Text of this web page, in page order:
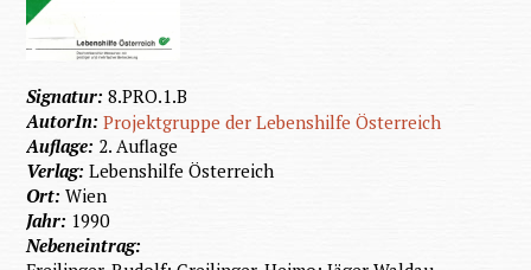
Signatur:8.PRO.1.B
AutorIn:Projektgruppe der Lebenshilfe Österreich
Auflage: 2. Auflage
Verlag:Lebenshilfe Österreich
Ort:Wien
Jahr: 1990
Nebeneintrag: